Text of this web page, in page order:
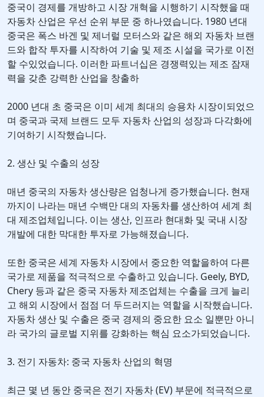
중국이 경제를 개방하고 시장 개혁을 시행하기 시작했을 때
자동차 산업은 우선 순위 부문 중 하나였습니다. 1980 년대
중국은 폭스 바겐 및 제너럴 모터스와 같은 해외 자동차 브랜
드와 합작 투자를 시작하여 기술 및 제조 시설을 국가로 이전
할 수있었습니다. 이러한 파트너십은 경쟁력있는 제조 잠재
력을 갖춘 강력한 산업을 창출하
2000 년대 초 중국은 이미 세계 최대의 승용차 시장이되었으
며 중국과 국제 브랜드 모두 자동차 산업의 성장과 다각화에
기여하기 시작했습니다.
2. 생산 및 수출의 성장
매년 중국의 자동차 생산량은 엄청나게 증가했습니다. 현재
까지이 나라는 매년 수백만 대의 자동차를 생산하여 세계 최
대 제조업체입니다. 이는 생산, 인프라 현대화 및 국내 시장
개발에 대한 막대한 투자로 가능해졌습니다.
또한 중국은 세계 자동차 시장에서 중요한 역할을하여 다른
국가로 제품을 적극적으로 수출하고 있습니다. Geely, BYD,
Chery 등과 같은 중국 자동차 제조업체는 수출을 크게 늘리
고 해외 시장에서 점점 더 두드러지는 역할을 시작했습니다.
자동차 생산 및 수출은 중국 경제의 중요한 요소 일뿐만 아니
라 국가의 글로벌 지위를 강화하는 핵심 요소가되었습니다.
3. 전기 자동차: 중국 자동차 산업의 혁명
최근 몇 년 동안 중국은 전기 자동차 (EV) 부문에 적극적으로